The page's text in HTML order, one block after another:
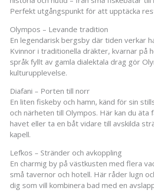
Perfekt utgångspunkt för att upptäcka
Olympos – Levande tradition
En legendarisk bergsby där tiden verkar
Kvinnor i traditionella dräkter, kvarnar på
språk fyllt av gamla dialektala drag gör
kulturupplevelse.
Diafani – Porten till norr
En liten fiskeby och hamn, känd för sin
och närheten till Olympos. Här kan du äta
havet eller ta en båt vidare till avskilda
kapell.
Lefkos – Stränder och avkoppling
En charmig by på västkusten med flera
små tavernor och hotell. Här råder lugn
dig som vill kombinera bad med en